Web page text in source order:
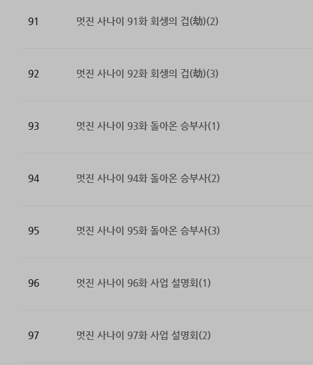
91 멋진 사나이 91화 회생의 겁(劫)(2)
92 멋진 사나이 92화 회생의 겁(劫)(3)
93 멋진 사나이 93화 돌아온 승부사(1)
94 멋진 사나이 94화 돌아온 승부사(2)
95 멋진 사나이 95화 돌아온 승부사(3)
96 멋진 사나이 96화 사업 설명회(1)
97 멋진 사나이 97화 사업 설명회(2)